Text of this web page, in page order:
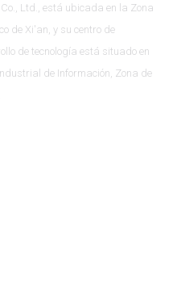
Ltd., está ubicada en la Zona
de Xi'an, y su centro de
de tecnología está situado en
de Información, Zona de